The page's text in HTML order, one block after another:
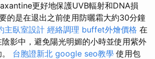
更好地保護UVB輻射和DNA損
的是在退出之前使用防曬霜大約30分鐘
主臥室設計 經絡調理 buffet外燴價格 在
影中，避免陽光明媚的小時並使用紫外
台胞證新北 google seo教學 使用包